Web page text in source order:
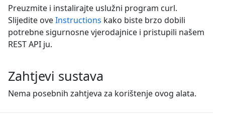
Preuzmite i instalirajte uslužni program curl.
Slijedite oveInstructions kako biste brzo dobili
potrebne sigurnosne vjerodajnice i pristupili našem
REST API ju.
Zahtjevi sustava
Nema posebnih zahtjeva za korištenje ovog alata.